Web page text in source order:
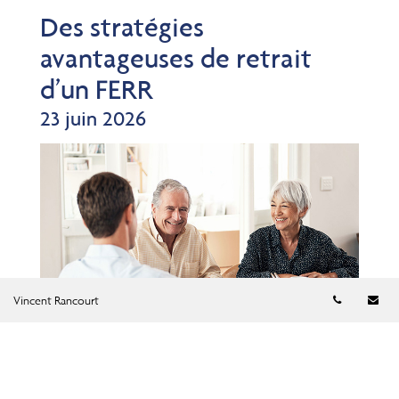
Des stratégies
avantageuses de retrait
d’un FERR
23 juin 2026
Vincent Rancourt Numéro